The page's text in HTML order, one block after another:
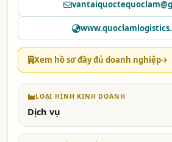
Xem hồ sơ đầy đủ doanh nghiệp
LOẠI HÌNH KINH DOANH
Dịch vụ